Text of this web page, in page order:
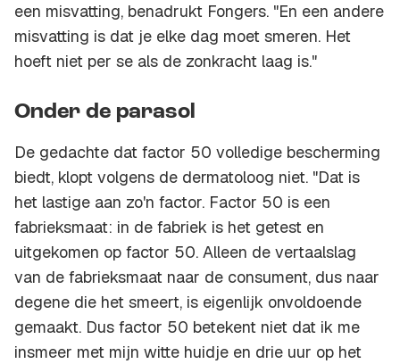
een misvatting, benadrukt Fongers. "En een andere
misvatting is dat je elke dag moet smeren. Het
hoeft niet per se als de zonkracht laag is."
Onder de parasol
De gedachte dat factor 50 volledige bescherming
biedt, klopt volgens de dermatoloog niet. "Dat is
het lastige aan zo'n factor. Factor 50 is een
fabrieksmaat: in de fabriek is het getest en
uitgekomen op factor 50. Alleen de vertaalslag
van de fabrieksmaat naar de consument, dus naar
degene die het smeert, is eigenlijk onvoldoende
gemaakt. Dus factor 50 betekent niet dat ik me
insmeer met mijn witte huidje en drie uur op het